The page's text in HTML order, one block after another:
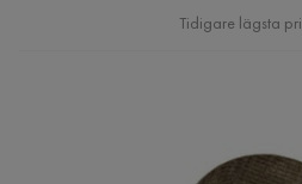
Pris
Tidigare lägsta